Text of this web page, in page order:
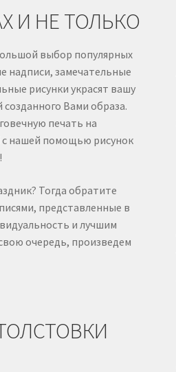
И НЕ ТОЛЬКО
выбор популярных
надписи, замечательные
рисунки украсят вашу
Вами образа.
печать на
с нашей помощью рисунок
Тогда обратите
представленные в
и лучшим
очередь, произведем